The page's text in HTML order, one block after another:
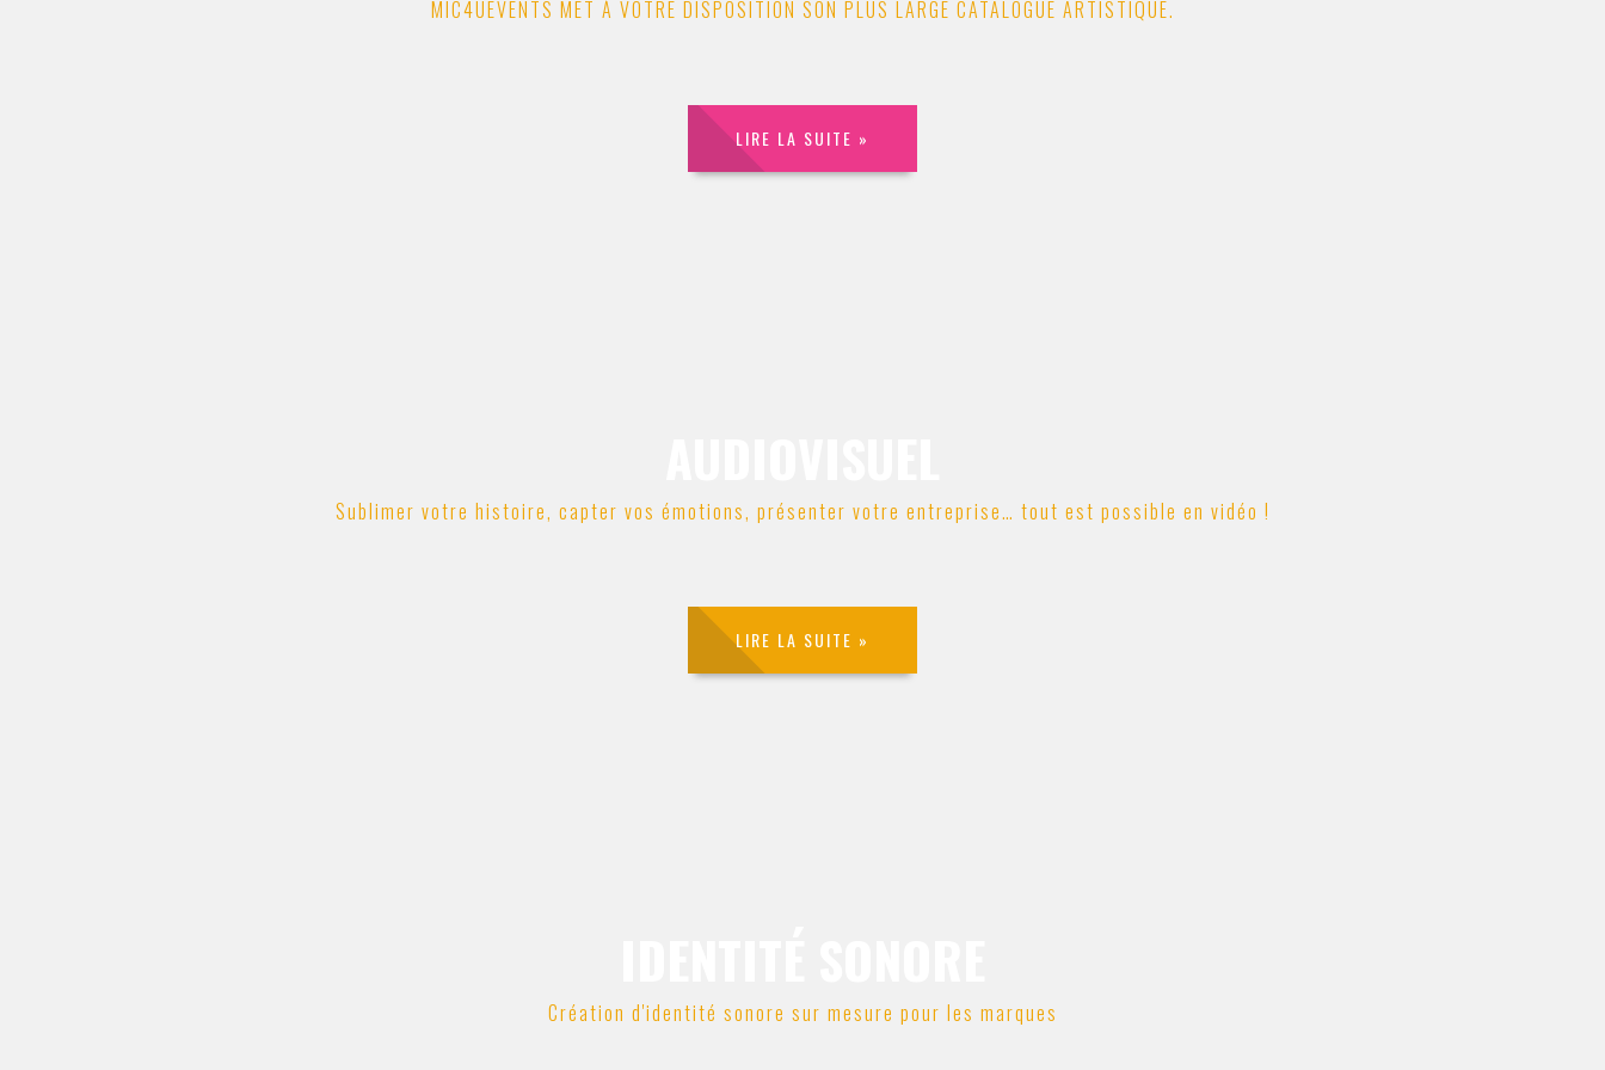
MIC4UEVENTS MET À VOTRE DISPOSITION SON PLUS LARGE CATALOGUE ARTISTIQUE.
LIRE LA SUITE »
Sublimer votre histoire, capter vos émotions, présenter votre entreprise… tout est possible en vidéo !
LIRE LA SUITE »
Création d'identité sonore sur mesure pour les marques